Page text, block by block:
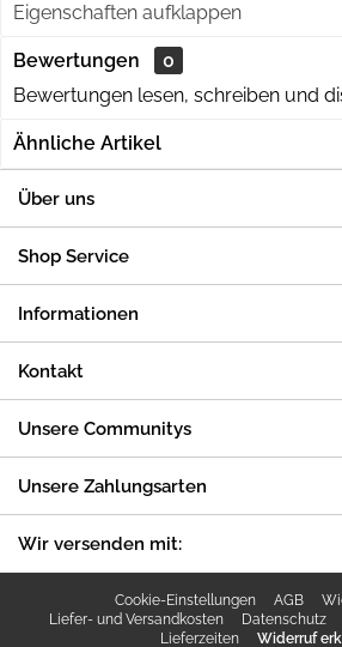
Eigenschaften aufklappen
Bewertungen
0
Bewertungen lesen, schreiben und
Ähnliche Artikel
Über uns
Shop Service
Informationen
Kontakt
Unsere Communitys
Unsere Zahlungsarten
Wir versenden mit:
Cookie-Einstellungen AGB
Liefer- und Versandkosten
Datenschutz
Lieferzeiten
Widerruf